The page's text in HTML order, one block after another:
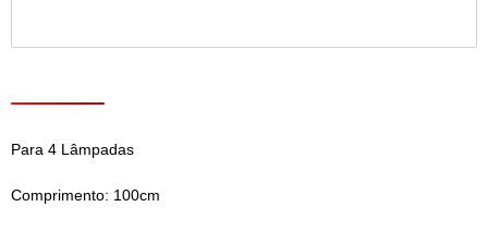
Para 4 Lâmpadas
Comprimento: 100cm